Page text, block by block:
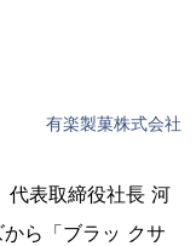
有楽製菓株式会社
代表取締役社長 河
ら「ブラッ クサ